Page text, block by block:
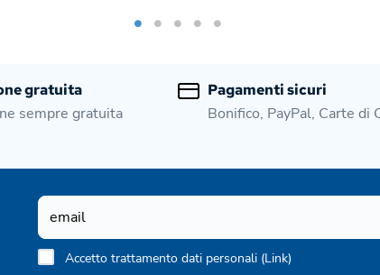
gratuita
sempre gratuita
Pagamenti sicuri
Bonifico, PayPal, Carte di
Accetto trattamento dati personali (Link)